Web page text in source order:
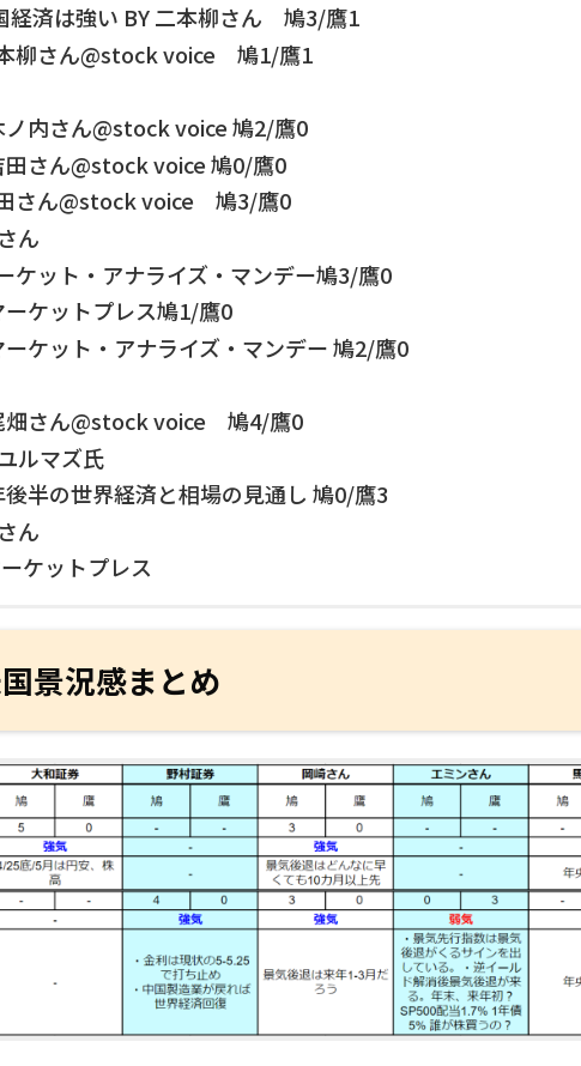
経済は強い BY 二本柳さん 鳩3/鷹1
柳さん@stock voice 鳩1/鷹1
ノ内さん@stock voice 鳩2/鷹0
田さん@stock voice 鳩0/鷹0
さん@stock voice 鳩3/鷹0
ん
ケット・アナライズ・マンデー鳩3/鷹0
ケットプレス鳩1/鷹0
ケット・アナライズ・マンデー 鳩2/鷹0
畑さん@stock voice 鳩4/鷹0
ルマズ氏
半の世界経済と相場の見通し 鳩0/鷹3
ん
ケットプレス
景況感まとめ